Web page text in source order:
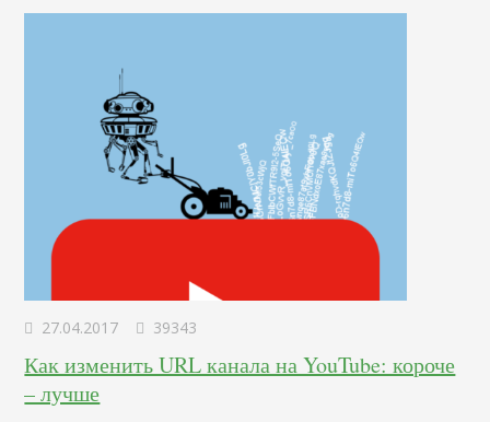
возможностей Сделаем допущение, что ролик…
27.04.2017 39343
Как изменить URL канала на YouTube: короче
– лучше